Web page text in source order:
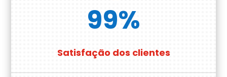
99%
Satisfação dos clientes